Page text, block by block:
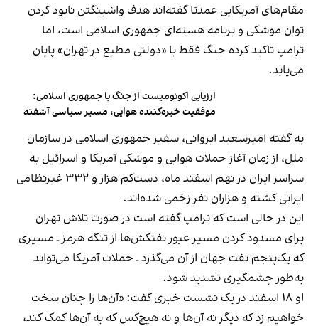
مقام‌های آمریکایی عمدتا گفته‌اند هدف واشینگتن نابود کردن
توان موشکی و برنامه هسته‌ای جمهوری اسلامی است، اما
ترامپ تاکید کرده جنگ فقط با «دولتی مطیع در تهران» پایان
می‌یابد.
ارزیابی اکونومیست از جنگ با جمهوری اسلامی:
موفقیت خیره‌کننده هوایی، مسیر سیاسی آشفته
به گفته امیرسعید ایروانی، سفیر جمهوری اسلامی در سازمان
ملل، از زمان آغاز حملات هوایی و موشکی آمریکا و اسرائیل به
سراسر ایران در نهم اسفند ماه، دست‌کم هزار و ۳۳۲ غیرنظامی
ایرانی کشته و هزاران نفر زخمی شده‌اند.
این در حالی است که ترامپ گفته است در صورت تلاش تهران
برای مسدود کردن مسیر عبور نفتکش‌ها از تنگه هرمز ـ مسیری
که یک‌پنجم نفت جهان از آن می‌گذرد ـ حملات آمریکا می‌تواند
به‌طور چشمگیری تشدید شود.
او ۱۸ اسفند در یک نشست خبری گفت: «آن‌ها را چنان سخت
خواهیم زد که دیگر نه آن‌ها و نه هیچ‌کس که به آن‌ها کمک کند،